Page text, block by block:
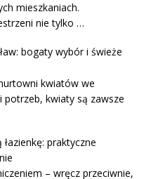
mieszkaniach.
nie tylko …
bogaty wybór i świeże
kwiatów we
potrzeb, kwiaty są zawsze
praktyczne
– wręcz przeciwnie,